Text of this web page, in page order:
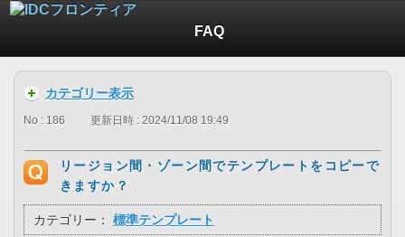
FAQ
カテゴリー表示
No : 186 更新日時 : 2024/11/08 19:49
リージョン間・ゾーン間でテンプレートをコピーで
きますか？
カテゴリー： 標準テンプレート